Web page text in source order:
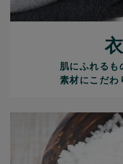
衣
肌にふれるも
素材にこだわ